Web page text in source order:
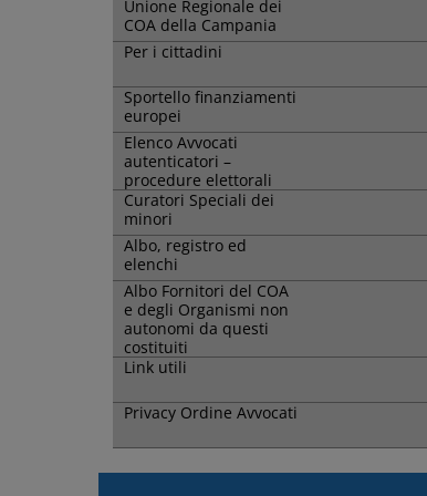
Unione Regionale dei
COA della Campania
Per i cittadini
Sportello finanziamenti
europei
Elenco Avvocati
autenticatori –
procedure elettorali
Curatori Speciali dei
minori
Albo, registro ed
elenchi
Albo Fornitori del COA
e degli Organismi non
autonomi da questi
costituiti
Link utili
Privacy Ordine Avvocati